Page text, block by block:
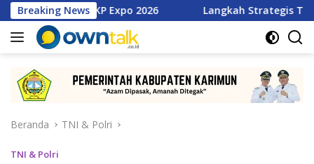
Langsung
ke
konten
Breaking News
PKP Expo 2026 Langkah Strategis TMP Batam, Dari
Beranda TNI & Polri
TNI & Polri